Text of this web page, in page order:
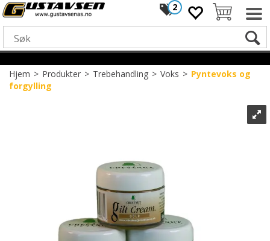
2
Hjem>Produkter>Trebehandling>Voks>Pyntevoks og
forgylling